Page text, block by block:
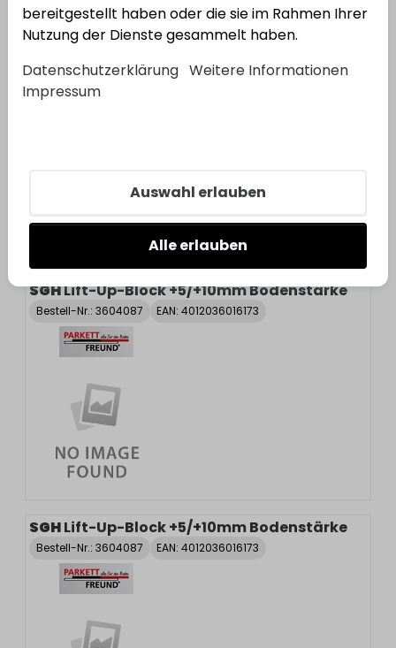
3Varianten
Bestell-Nr.:3604087 EAN: 4012036016173
SGHLift-Up-Block +5/+10mm Bodenstärke
Bestell-Nr.: 3604087 EAN: 4012036016173
SGHLift-Up-Block +5/+10mm Bodenstärke
Bestell-Nr.: 3604087 EAN: 4012036016173
bereitgestellt haben oder die sie im Rahmen Ihrer
Nutzung der Dienste gesammelt haben.
Datenschutzerklärung Weitere Informationen
Impressum
Auswahl erlauben
Alle erlauben